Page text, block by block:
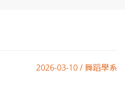
2026-03-10 / 舞蹈學系